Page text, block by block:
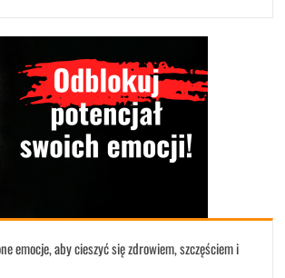
emocje, aby cieszyć się zdrowiem, szczęściem i